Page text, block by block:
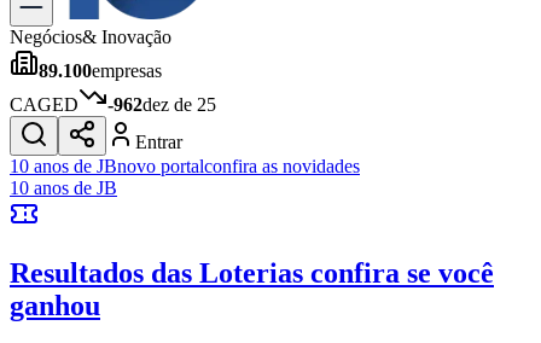
Dia a Dia & Lazer
Gastronomia
Cinema & Shows
JogosNovo
Para Sua Empresa
Publicidade Legal
Política
Negócios& Inovação
89.100empresas
CAGED
-962dez de 25
Entrar
10 anos de JBnovo portalconfira as novidades
10 anos de JB
Resultados das Loterias confira se você
ganhou